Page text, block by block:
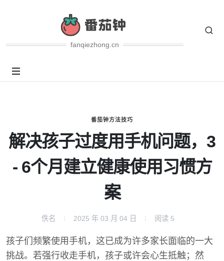
fanqiezhong.cn
番茄钟方法技巧
解决孩子过度用手机问题，3
- 6个月建立健康使用习惯方
案
佚名 2025 年 03 月 04 日 阅读 5
孩子们频繁使用手机，这已成为许多家长面临的一大
挑战。若强行收走手机，孩子或许会心生抵触；然